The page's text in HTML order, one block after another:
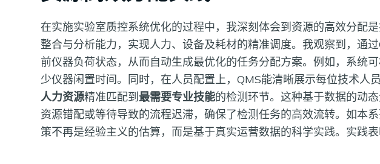
在实施实验室质控系统优化的过程中，我深刻体会到资源的高效分配
整合与分析能力，实现人力、设备及耗材的精准调度。我观察到，通
前仪器负荷状态，从而自动生成最优化的任务分配方案。例如，系统
少仪器闲置时间。同时，在人员配置上，QMS能清晰展示每位技术
人力资源精准匹配到最需要专业技能的检测环节。这种基于数据的动
资源错配或等待导致的流程迟滞，确保了检测任务的高效流转。如本
策不再是经验主义的估算，而是基于真实运营数据的科学实践。实践